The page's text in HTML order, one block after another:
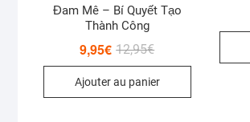
Đam Mê – Bí Quyết Tạo
Thành Công
12,95€Le
était :
12,95€.
9,95€
Le
est :
9,95€.
Ajouter au panier